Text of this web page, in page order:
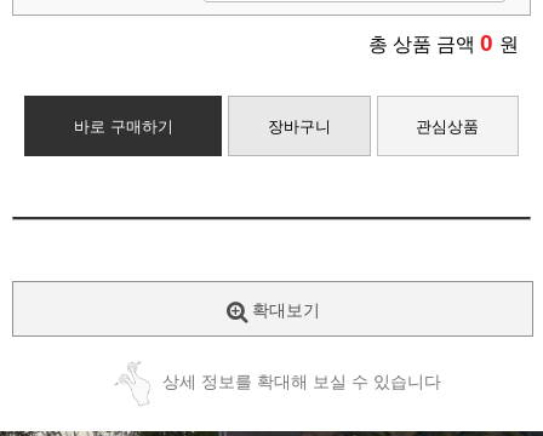
총 상품 금액 0 원
바로 구매하기 장바구니 관심상품
확대보기
상세 정보를 확대해 보실 수 있습니다